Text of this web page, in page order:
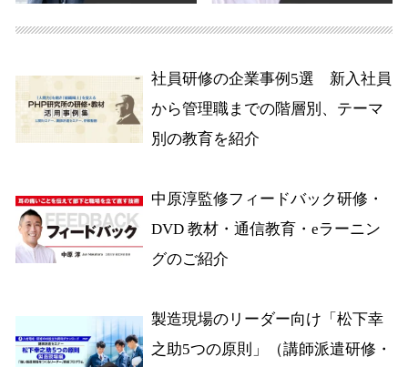
社員研修の企業事例5選 新入社員
から管理職までの階層別、テーマ
別の教育を紹介
中原淳監修フィードバック研修・
DVD 教材・通信教育・eラーニン
グのご紹介
製造現場のリーダー向け「松下幸
之助5つの原則」（講師派遣研修・